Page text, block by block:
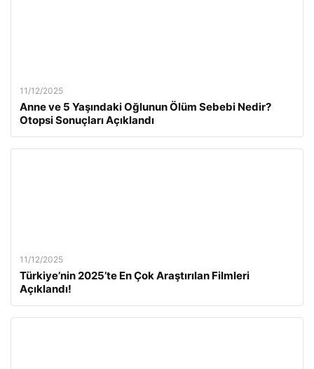
11/12/2025
Anne ve 5 Yaşındaki Oğlunun Ölüm Sebebi Nedir?
Otopsi Sonuçları Açıklandı
11/12/2025
Türkiye’nin 2025’te En Çok Araştırılan Filmleri
Açıklandı!